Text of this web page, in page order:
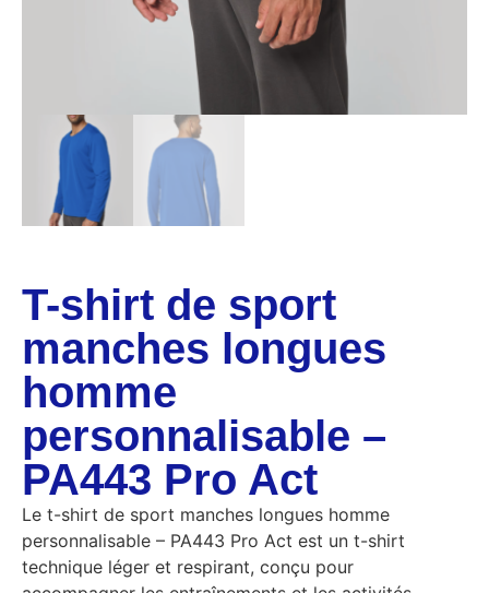
T-shirt de sport
manches longues
homme
personnalisable –
PA443 Pro Act
Le t-shirt de sport manches longues homme
personnalisable – PA443 Pro Act est un t-shirt
technique léger et respirant, conçu pour